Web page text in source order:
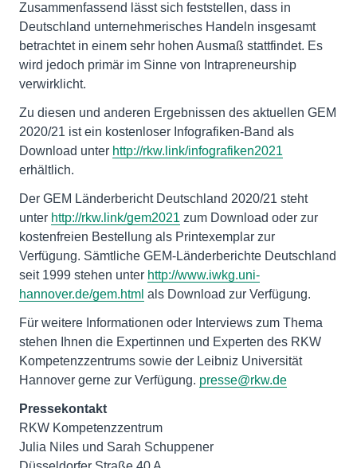
Zusammenfassend lässt sich feststellen, dass in
Deutschland unternehmerisches Handeln insgesamt
betrachtet in einem sehr hohen Ausmaß stattfindet. Es
wird jedoch primär im Sinne von Intrapreneurship
verwirklicht.
Zu diesen und anderen Ergebnissen des aktuellen GEM
2020/21 ist ein kostenloser Infografiken-Band als
Download unter http://rkw.link/infografiken2021
erhältlich.
Der GEM Länderbericht Deutschland 2020/21 steht
unter http://rkw.link/gem2021 zum Download oder zur
kostenfreien Bestellung als Printexemplar zur
Verfügung. Sämtliche GEM-Länderberichte Deutschland
seit 1999 stehen unter http://www.iwkg.uni-
hannover.de/gem.html als Download zur Verfügung.
Für weitere Informationen oder Interviews zum Thema
stehen Ihnen die Expertinnen und Experten des RKW
Kompetenzzentrums sowie der Leibniz Universität
Hannover gerne zur Verfügung. presse@rkw.de
Pressekontakt
RKW Kompetenzzentrum
Julia Niles und Sarah Schuppener